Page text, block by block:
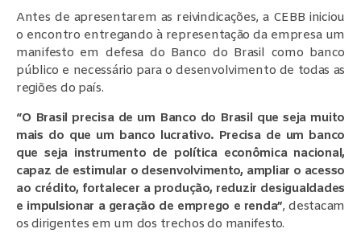
Antes de apresentarem as reivindicações, a CEBB iniciou
o encontro entregando à representação da empresa um
manifesto em defesa do Banco do Brasil como banco
público e necessário para o desenvolvimento de todas as
regiões do país.
“O Brasil precisa de um Banco do Brasil que seja muito
mais do que um banco lucrativo. Precisa de um banco
que seja instrumento de política econômica nacional,
capaz de estimular o desenvolvimento, ampliar o acesso
ao crédito, fortalecer a produção, reduzir desigualdades
e impulsionar a geração de emprego e renda”, destacam
os dirigentes em um dos trechos do manifesto.